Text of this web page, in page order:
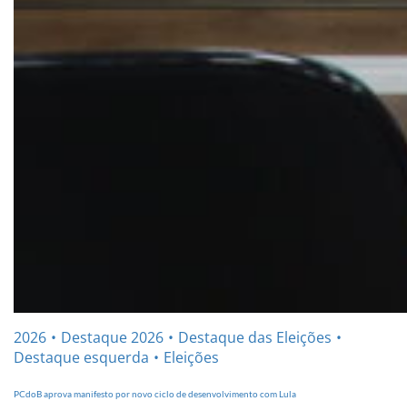
2026 Destaque 2026
Destaque das Eleições
Destaque esquerda
Eleições
PCdoB aprova manifesto por novo ciclo de desenvolvimento com Lula